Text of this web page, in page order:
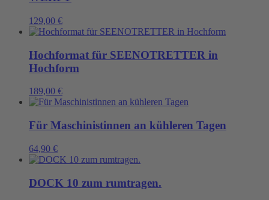
129,00 €
Hochformat für SEENOTRETTER in
Hochform
189,00 €
Für Maschinistinnen an kühleren Tagen
64,90 €
DOCK 10 zum rumtragen.